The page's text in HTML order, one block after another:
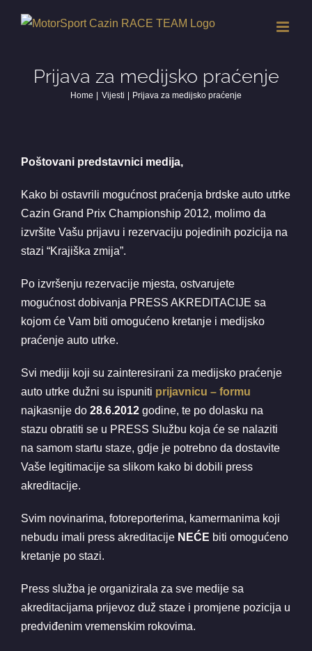
Prijava za medijsko praćenje
Home Vijesti Prijava za medijsko praćenje
Poštovani predstavnici medija,
Kako bi ostavrili mogućnost praćenja brdske auto utrke
Cazin Grand Prix Championship 2012, molimo da
izvršite Vašu prijavu i rezervaciju pojedinih pozicija na
stazi “Krajiška zmija”.
Po izvršenju rezervacije mjesta, ostvarujete
mogućnost dobivanja PRESS AKREDITACIJE sa
kojom će Vam biti omogućeno kretanje i medijsko
praćenje auto utrke.
Svi mediji koji su zainteresirani za medijsko praćenje
auto utrke dužni su ispuniti prijavnicu – formu
najkasnije do 28.6.2012 godine, te po dolasku na
stazu obratiti se u PRESS Službu koja će se nalaziti
na samom startu staze, gdje je potrebno da dostavite
Vaše legitimacije sa slikom kako bi dobili press
akreditacije.
Svim novinarima, fotoreporterima, kamermanima koji
nebudu imali press akreditacije NEĆE biti omogućeno
kretanje po stazi.
Press služba je organizirala za sve medije sa
akreditacijama prijevoz duž staze i promjene pozicija u
predviđenim vremenskim rokovima.